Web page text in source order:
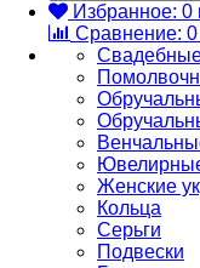
Избранное: 0
Сравнение: 0
Женские
Кольца
Серьги
Подвески